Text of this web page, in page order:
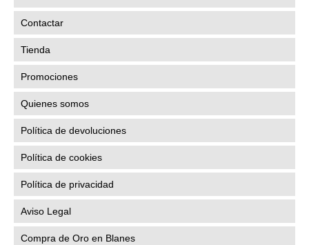
Contactar
Tienda
Promociones
Quienes somos
Política de devoluciones
Política de cookies
Política de privacidad
Aviso Legal
Compra de Oro en Blanes